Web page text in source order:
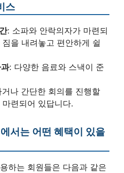
스
: 소파와 안락의자가 마련되
을 내려놓고 편안하게 쉴
: 다양한 음료와 스낵이 준
나 간단한 회의를 진행할
련되어 있답니다.
서는 어떤 혜택이 있을
하는 회원들은 다음과 같은